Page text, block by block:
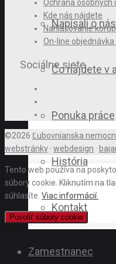
Napísali o nás
Čo nájdete v
Ponuka práce
História
Kontakt
Zamestnanec
Ochrana osobných
Kde nás nájdete
Nahlasovanie
On-line
Sociálne siete
©2026 Ľubovnianska
webstránky · webdesign ·
Tento web používa na
súbory cookie. Kliknutím na
súhlasíte. Viac informácií.
Povoliť súbory cookie